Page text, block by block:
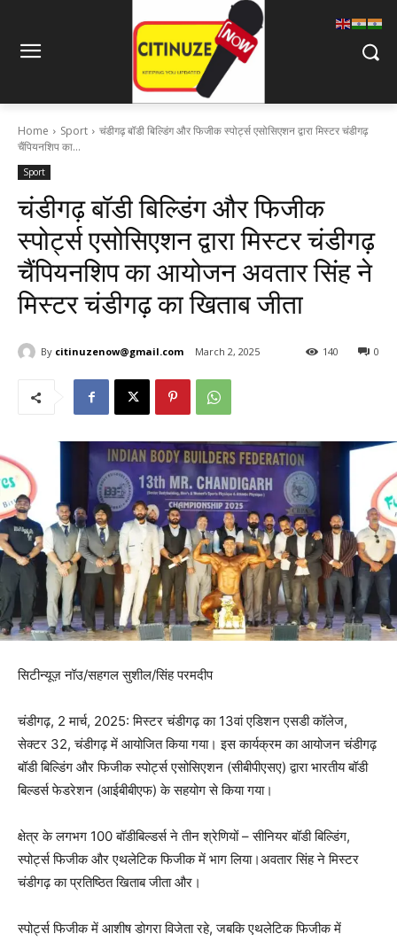
Home Sport
चंडीगढ़ बॉडी बिल्डिंग और फिजीक स्पोर्ट्स एसोसिएशन द्वारा मिस्टर चंडीगढ़
चैंपियनशिप का...
Sport
चंडीगढ़ बॉडी बिल्डिंग और फिजीक
स्पोर्ट्स एसोसिएशन द्वारा मिस्टर चंडीगढ़
चैंपियनशिप का आयोजन अवतार सिंह ने
मिस्टर चंडीगढ़ का खिताब जीता
By citinuzenow@gmail.com March 2, 2025 0
140
सिटीन्यूज़ नॉउ/सहगल सुशील/सिंह परमदीप
चंडीगढ़, 2 मार्च, 2025: मिस्टर चंडीगढ़ का 13वां एडिशन एसडी कॉलेज,
सेक्टर 32, चंडीगढ़ में आयोजित किया गया। इस कार्यक्रम का आयोजन चंडीगढ़
बॉडी बिल्डिंग और फिजीक स्पोर्ट्स एसोसिएशन (सीबीपीएसए) द्वारा भारतीय बॉडी
बिल्डर्स फेडरेशन (आईबीबीएफ) के सहयोग से किया गया।
क्षेत्र के लगभग 100 बॉडीबिल्डर्स ने तीन श्रेणियों – सीनियर बॉडी बिल्डिंग,
स्पोर्ट्स फिजीक और एथलेटिक फिजीक में भाग लिया।अवतार सिंह ने मिस्टर
चंडीगढ़ का प्रतिष्ठित खिताब जीता और।
स्पोर्ट्स फिजीक में आशीष डोगरा विजेता रहे, जबकि एथलेटिक फिजीक में